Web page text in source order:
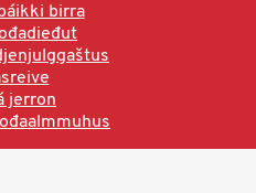
birra
jerron